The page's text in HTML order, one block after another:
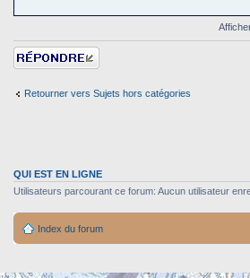
Répondre
Retourner vers Sujets hors catégories
QUI EST EN LIGNE
Utilisateurs parcourant ce forum: Aucun utilisateur
Index du forum